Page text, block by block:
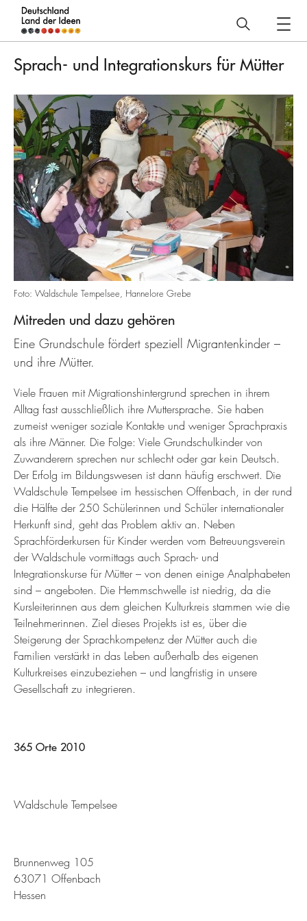
Deutschland
–
Land
der
Ideen
Projekt
Sprach- und Integrationskurs für Mütter
Foto: Waldschule Tempelsee, Hannelore Grebe
Mitreden und dazu gehören
Eine Grundschule fördert speziell Migrantenkinder –
und ihre Mütter.
Viele Frauen mit Migrationshintergrund sprechen in ihrem
Alltag fast ausschließlich ihre Muttersprache. Sie haben
zumeist weniger soziale Kontakte und weniger Sprachpraxis
als ihre Männer. Die Folge: Viele Grundschulkinder von
Zuwanderern sprechen nur schlecht oder gar kein Deutsch.
Der Erfolg im Bildungswesen ist dann häufig erschwert. Die
Waldschule Tempelsee im hessischen Offenbach, in der rund
die Hälfte der 250 Schülerinnen und Schüler internationaler
Herkunft sind, geht das Problem aktiv an. Neben
Sprachförderkursen für Kinder werden vom Betreuungsverein
der Waldschule vormittags auch Sprach- und
Integrationskurse für Mütter – von denen einige Analphabeten
sind – angeboten. Die Hemmschwelle ist niedrig, da die
Kursleiterinnen aus dem gleichen Kulturkreis stammen wie die
Teilnehmerinnen. Ziel dieses Projekts ist es, über die
Steigerung der Sprachkompetenz der Mütter auch die
Familien verstärkt in das Leben außerhalb des eigenen
Kulturkreises einzubeziehen – und langfristig in unsere
Gesellschaft zu integrieren.
365 Orte 2010
Waldschule Tempelsee
Brunnenweg 105
63071 Offenbach
Hessen